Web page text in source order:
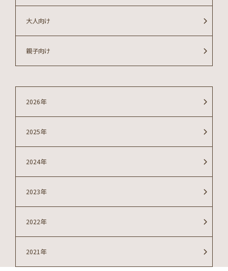
親子向け
大人向け
2026年
2025年
2024年
2023年
2022年
2021年